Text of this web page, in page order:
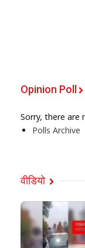
Opinion Poll
Sorry, there are
Polls Archive
वीडियो